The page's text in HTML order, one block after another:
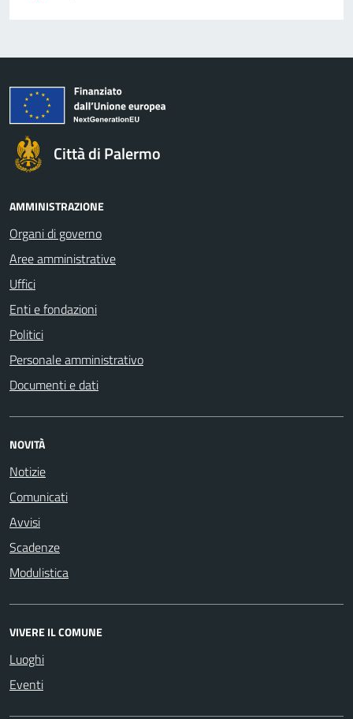
Città di Palermo
AMMINISTRAZIONE
Organi di governo
Aree amministrative
Uffici
Enti e fondazioni
Politici
Personale amministrativo
Documenti e dati
NOVITÀ
Notizie
Comunicati
Avvisi
Scadenze
Modulistica
VIVERE IL COMUNE
Luoghi
Eventi